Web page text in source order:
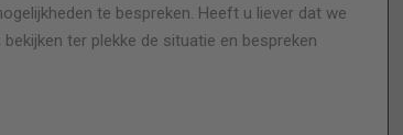
te bespreken. Heeft u liever dat we
ter plekke de situatie en bespreken
en komt zijn afspraken na. Denkt
goed mee met de klant en komt met goede